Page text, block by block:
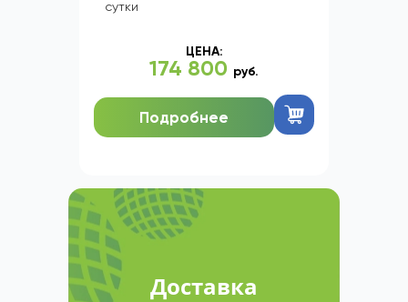
сутки
ЦЕНА:
174 800 руб.
Подробнее
Доставка